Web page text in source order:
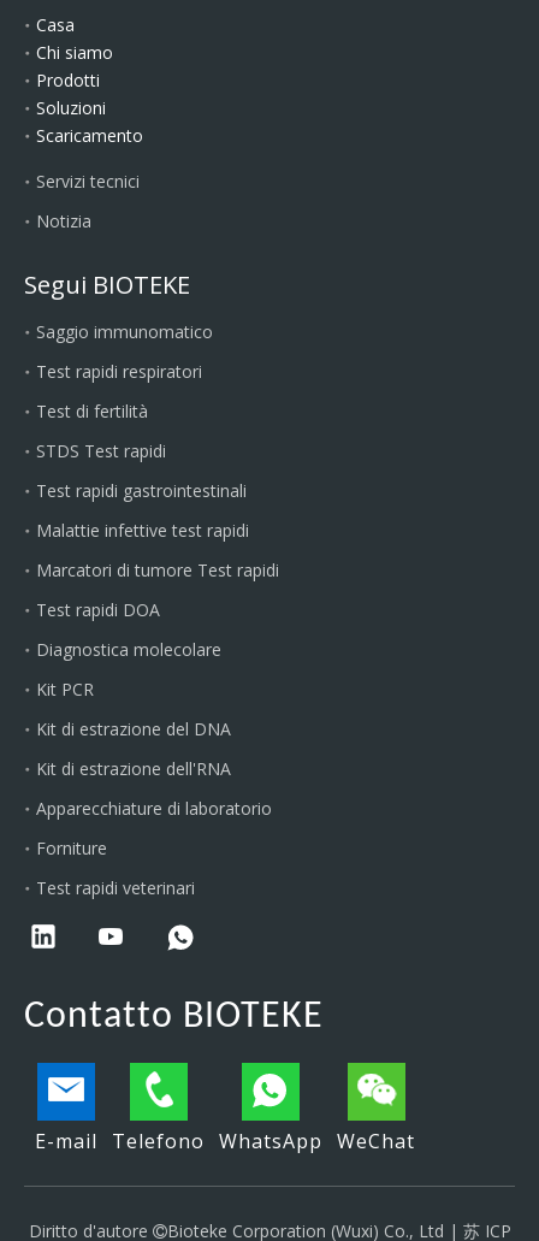
Casa
Chi siamo
Prodotti
Soluzioni
Scaricamento
Servizi tecnici
Notizia
Segui BIOTEKE
Saggio immunomatico
Test rapidi respiratori
Test di fertilità
STDS Test rapidi
Test rapidi gastrointestinali
Malattie infettive test rapidi
Marcatori di tumore Test rapidi
Test rapidi DOA
Diagnostica molecolare
Kit PCR
Kit di estrazione del DNA
Kit di estrazione dell'RNA
Apparecchiature di laboratorio
Forniture
Test rapidi veterinari
Contatto BIOTEKE
E-mail Telefono WhatsApp WeChat
Diritto d'autore Bioteke Corporation (Wuxi) Co., Ltd | 苏 ICP